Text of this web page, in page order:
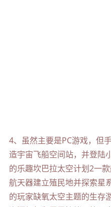
4、虽然主要是PC游戏，但
造宇宙飞船空间站，并登陆
的乐趣坎巴拉太空计划2一
航天器建立殖民地并探索星
的玩家缺氧太空主题的生存